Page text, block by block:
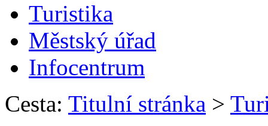
Turistika
Městský úřad
Infocentrum
Cesta: Titulní stránka >